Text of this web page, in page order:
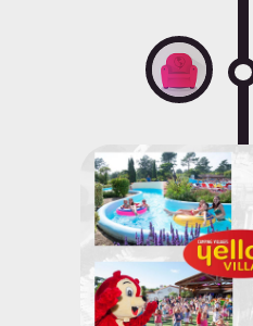
NE RATEZ
Et soyez les
informés de
COMMENT?
VIDEO